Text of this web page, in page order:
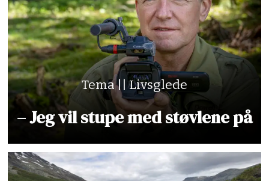
Tema || Livsglede
– Jeg vil stupe med støvlene på